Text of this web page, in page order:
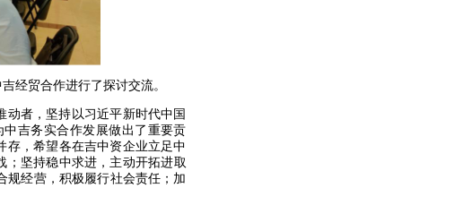
经贸合作进行了探讨交流。
动者，坚持以习近平新时代中国
吉务实合作发展做出了重要贡
存，希望各在吉中资企业立足中
；坚持稳中求进，主动开拓进取
规经营，积极履行社会责任；加